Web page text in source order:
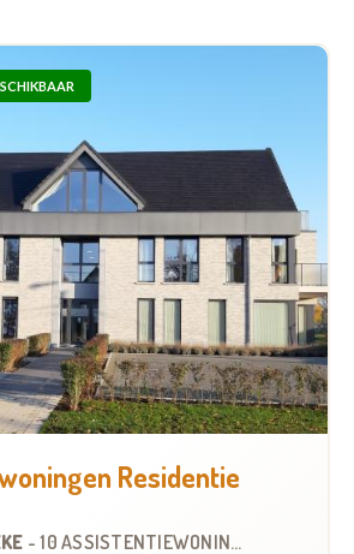
Residentie
-10 ASSISTENTIEWONINGEN